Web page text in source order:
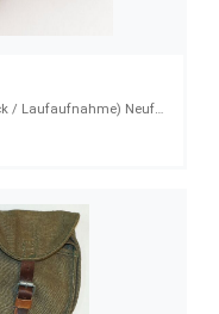
Scharnierstück ( Laufbuchse / Gelenkstück / Laufaufnahme) Neufertigung